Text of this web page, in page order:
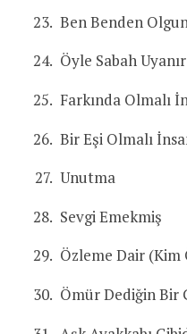
Ben Benden
Öyle Sabah
Farkında Olmalı
Bir Eşi Olmalı
Unutma
Sevgi Emekmiş
Özleme Dair (Kim
Ömür Dediğin Bir